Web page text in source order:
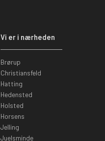
Vi er i nærheden
Brørup
Christiansfeld
Hatting
Hedensted
Holsted
Horsens
Jelling
Juelsminde